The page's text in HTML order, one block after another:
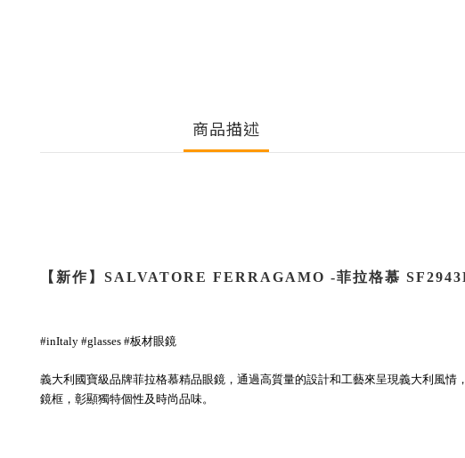
商品描述
【新作】 SALVATORE FERRAGAMO -菲拉格慕
#inItaly #glasses #板材眼鏡
義大利國寶級品牌菲拉格慕精品眼鏡，通過高質量的設計和工藝來呈現義大利風
鏡框，彰顯獨特個性及時尚品味。